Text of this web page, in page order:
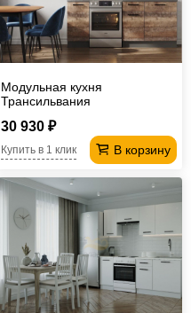
Модульная кухня
Трансильвания
30 930 ₽
В корзину
Купить в 1 клик